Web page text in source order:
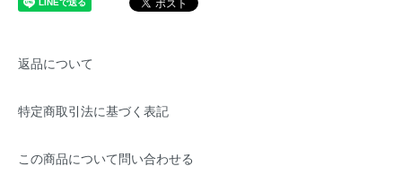
返品について
特定商取引法に基づく表記
この商品について問い合わせる